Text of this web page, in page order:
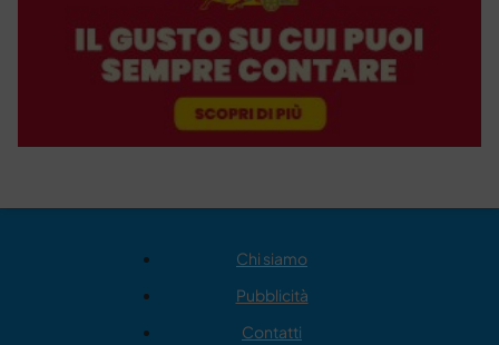
Chi siamo
Pubblicità
Contatti